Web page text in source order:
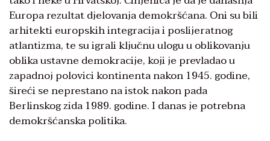
Europa rezultat djelovanja demokršćana. Oni su bili
arhitekti europskih integracija i poslijeratnog
atlantizma, te su igrali ključnu ulogu u oblikovanju
oblika ustavne demokracije, koji je prevladao u
zapadnoj polovici kontinenta nakon 1945. godine,
šireći se neprestano na istok nakon pada
Berlinskog zida 1989. godine. I danas je potrebna
demokršćanska politika.